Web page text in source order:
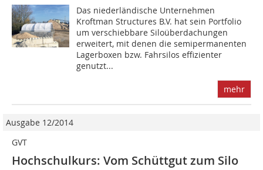
Das niederländische Unternehmen
Kroftman Structures B.V. hat sein Portfolio
um verschiebbare Siloüberdachungen
erweitert, mit denen die semipermanenten
Lagerboxen bzw. Fahrsilos effizienter
genutzt...
mehr
Ausgabe 12/2014
GVT
Hochschulkurs: Vom Schüttgut zum Silo